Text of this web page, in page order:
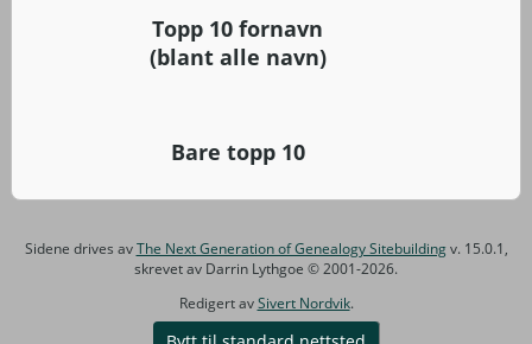
Topp 10 fornavn
(blant alle navn)
Bare topp 10
Sidene drives avThe Next Generation of Genealogy Sitebuildingv. 15.0.1,
skrevet av Darrin Lythgoe © 2001-2026.
Redigert avSivert Nordvik.